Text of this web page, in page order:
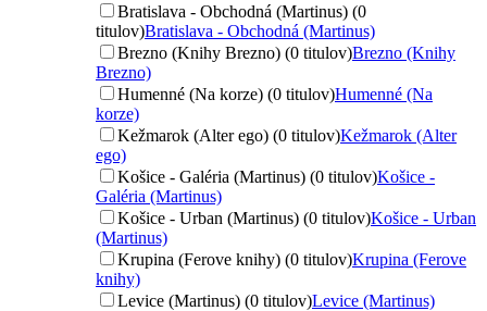
Bratislava - Obchodná (Martinus) (0
titulov)Bratislava - Obchodná (Martinus)
Brezno (Knihy Brezno) (0 titulov)Brezno (Knihy
Brezno)
Humenné (Na korze) (0 titulov)Humenné (Na
korze)
Kežmarok (Alter ego) (0 titulov)Kežmarok (Alter
ego)
Košice - Galéria (Martinus) (0 titulov)Košice -
Galéria (Martinus)
Košice - Urban (Martinus) (0 titulov)Košice - Urban
(Martinus)
Krupina (Ferove knihy) (0 titulov)Krupina (Ferove
knihy)
Levice (Martinus) (0 titulov)Levice (Martinus)